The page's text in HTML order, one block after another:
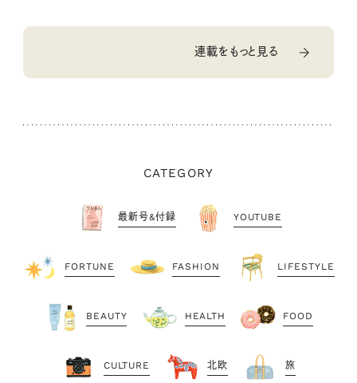
連載をもっと見る
CATEGORY
最新号&付録 YOUTUBE
FORTUNE FASHION LIFESTYLE
BEAUTY HEALTH FOOD
CULTURE 北欧 旅